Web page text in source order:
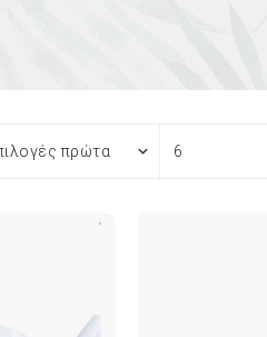
Arkada Ποδολογίας